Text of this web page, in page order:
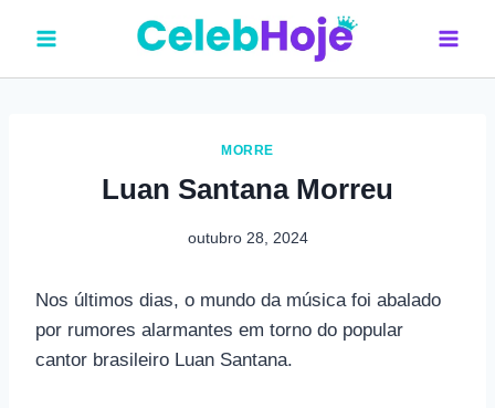
o
MORRE
Luan Santana Morreu
outubro 28, 2024
Nos últimos dias, o mundo da música foi abalado
por rumores alarmantes em torno do popular
cantor brasileiro Luan Santana.